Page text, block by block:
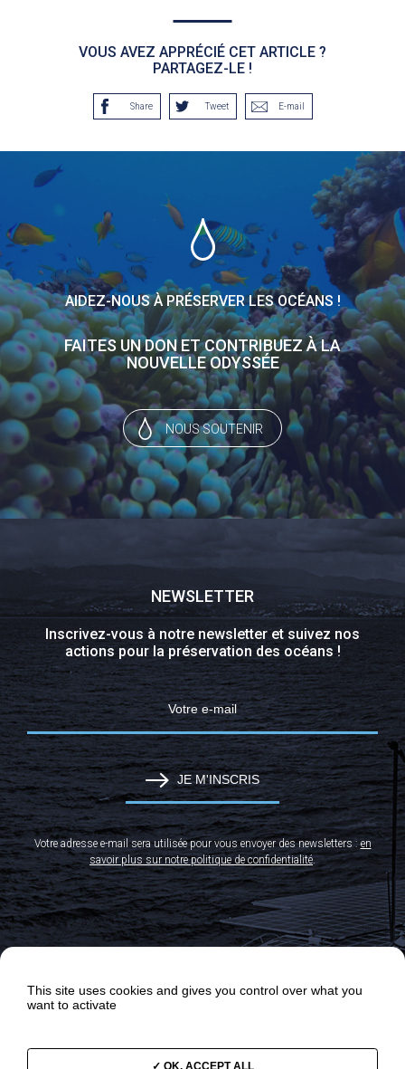
VOUS AVEZ APPRÉCIÉ CET ARTICLE ?
PARTAGEZ-LE !
Share Tweet E-mail
AIDEZ-NOUS À PRÉSERVER LES OCÉANS !
FAITES UN DON ET CONTRIBUEZ À LA
NOUVELLE ODYSSÉE
NOUS SOUTENIR
NEWSLETTER
Inscrivez-vous à notre newsletter et suivez nos
actions pour la préservation des océans !
JE M'INSCRIS
Votre adresse e-mail sera utilisée pour vous envoyer des newsletters :en
savoir plus sur notre politique de confidentialité.
This site uses cookies and gives you control over what you
want to activate
OK, ACCEPT ALL